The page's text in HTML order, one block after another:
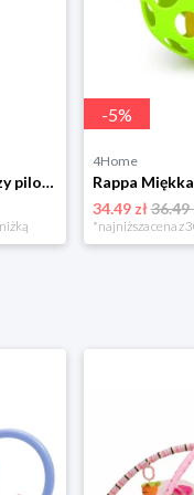
Clementoni Mój pierwszy pilot, 17 cm
-5%
4Home
34.49 zł36.49
*najniższa cena z